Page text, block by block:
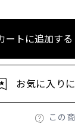
ートに追加する
この
お気に入り